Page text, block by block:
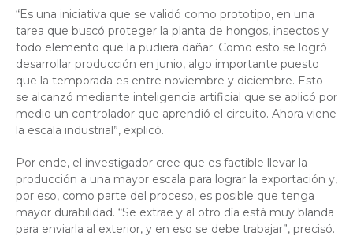
“Es una iniciativa que se validó como prototipo, en una
tarea que buscó proteger la planta de hongos, insectos y
todo elemento que la pudiera dañar. Como esto se logró
desarrollar producción en junio, algo importante puesto
que la temporada es entre noviembre y diciembre. Esto
se alcanzó mediante inteligencia artificial que se aplicó por
medio un controlador que aprendió el circuito. Ahora viene
la escala industrial”, explicó.
Por ende, el investigador cree que es factible llevar la
producción a una mayor escala para lograr la exportación y,
por eso, como parte del proceso, es posible que tenga
mayor durabilidad. “Se extrae y al otro día está muy blanda
para enviarla al exterior, y en eso se debe trabajar”, precisó.